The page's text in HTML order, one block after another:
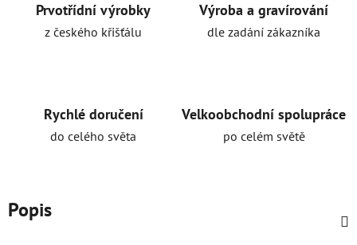
Prvotřídní výrobky
z českého křišťálu
Výroba a gravírování
dle zadání zákazníka
Rychlé doručení
do celého světa
Velkoobchodní spolupráce
po celém světě
Popis